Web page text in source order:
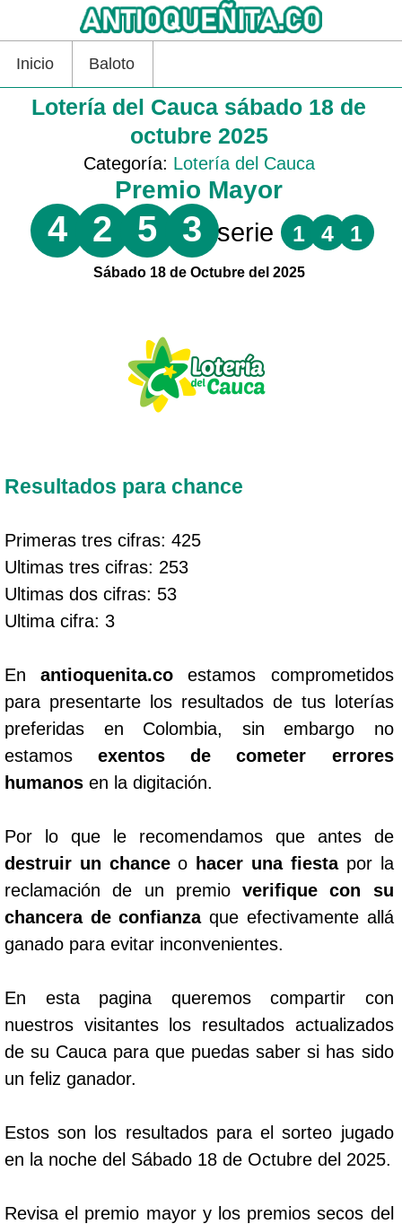
Inicio Baloto
Lotería del Cauca sábado 18 de
octubre 2025
Categoría: Lotería del Cauca
Premio Mayor
4 2 5 3 serie 1 4 1
Sábado 18 de Octubre del 2025
Resultados para chance
Primeras tres cifras: 425
Ultimas tres cifras: 253
Ultimas dos cifras: 53
Ultima cifra: 3
Enantioquenita.co estamos comprometidos
para presentarte los resultados de tus loterías
preferidas en Colombia, sin embargo no
estamosexentos de cometer errores
humanos en la digitación.
Por lo que le recomendamos que antes de
destruir un chanceo hacer una fiestapor la
reclamación de un premioverifique con su
chancera de confianzaque efectivamente allá
ganado para evitar inconvenientes.
En esta pagina queremos compartir con
nuestros visitantes los resultados actualizados
de su Cauca para que puedas saber si has sido
un feliz ganador.
Estos son los resultados para el sorteo jugado
en la noche del Sábado 18 de Octubre del 2025.
Revisa el premio mayor y los premios secos del